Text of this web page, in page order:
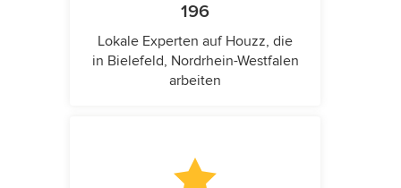
196
Lokale Experten auf Houzz, die
in Bielefeld, Nordrhein-Westfalen
arbeiten